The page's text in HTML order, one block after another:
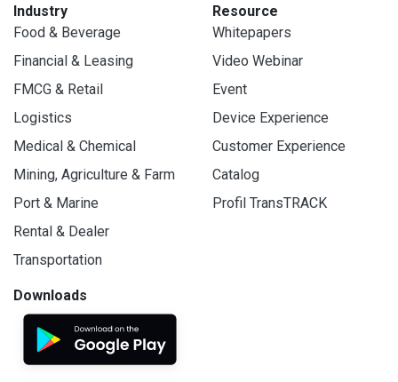
Industry
Food & Beverage
Financial & Leasing
FMCG & Retail
Logistics
Medical & Chemical
Mining, Agriculture & Farm
Port & Marine
Rental & Dealer
Transportation
Resource
Whitepapers
Video Webinar
Event
Device Experience
Customer Experience
Catalog
Profil TransTRACK
Downloads